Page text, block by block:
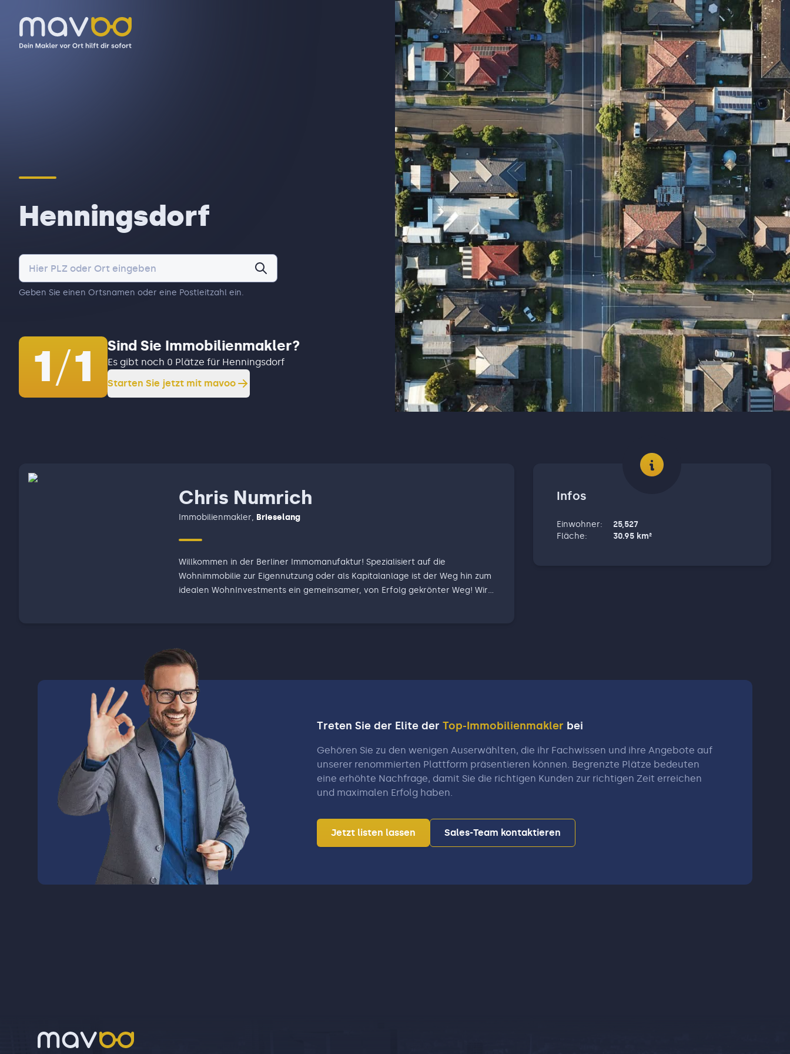
Henningsdorf
Geben Sie einen Ortsnamen oder eine Postleitzahl ein.
1/1 Sind Sie Immobilienmakler?
Es gibt noch 0 Plätze für Henningsdorf
Starten Sie jetzt mit mavoo
Chris Numrich
Immobilienmakler, Brieselang
Willkommen in der Berliner Immomanufaktur! Spezialisiert auf die
Wohnimmobilie zur Eigennutzung oder als Kapitalanlage ist der Weg hin zum
idealen WohnInvestments ein gemeinsamer, von Erfolg gekrönter Weg! Wir
gern vor Ort, in dem wir uns mit Ihnen gemeinsam die korrekte Bewertung
erarbeiten, sowie eine Verkaufsstrategie entwerfen, die genau zu Ihrem
Objkekt und Ihren Bedürfnissen passt. Zögern Sie nicht, probieren Sie uns aus,
Sie müssen keinerlei Exklusivität erklären oder aber
Infos
Einwohner:
25,527
Fläche: 30.95 km²
Treten Sie der Elite der Top-Immobilienmakler bei
Gehören Sie zu den wenigen Auserwählten, die ihr Fachwissen und ihre Angebote auf
unserer renommierten Plattform präsentieren können. Begrenzte Plätze bedeuten
eine erhöhte Nachfrage, damit Sie die richtigen Kunden zur richtigen Zeit erreichen
und maximalen Erfolg haben.
Jetzt listen lassen Sales-Team kontaktieren